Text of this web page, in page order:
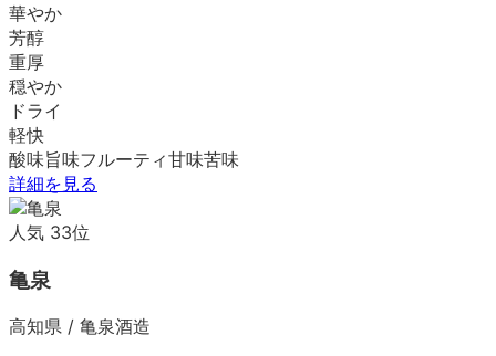
華やか
芳醇
重厚
穏やか
ドライ
軽快
酸味旨味フルーティ甘味苦味
詳細を見る
人気 33位
亀泉
高知県 / 亀泉酒造